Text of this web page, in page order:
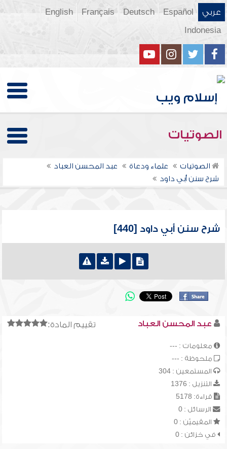
عربي Español
Deutsch
Français
English
Indonesia
الصوتيات
الصوتيات علماء ودعاة
عبد المحسن العباد
شرح سنن أبي داود
شرح سنن أبي داود [440]
تقييم المادة: عبد المحسن العباد
معلومات : ---
ملحوظة : ---
المستمعين : 304
التنزيل : 1376
قراءة: 5178
الرسائل : 0
المقيميّن : 0
في خزائن : 0